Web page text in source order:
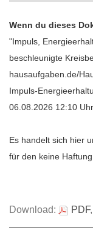
Wenn du dieses
"Impuls,
beschleunigte
hausaufgaben.de/
Impuls-
06.08.2026 12:10 Uhr
Es handelt sich hier
für den keine
Download: PDF,